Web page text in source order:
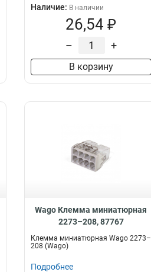
Наличие: В наличии
26,54 ₽
– +
В корзину
Wago Клемма миниатюрная
2273–208, 87767
Клемма миниатюрная Wago 2273–
208 (Wago)
Подробнее